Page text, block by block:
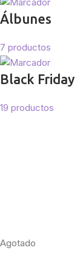
Álbunes
7 productos
Black Friday
19 productos
Agotado